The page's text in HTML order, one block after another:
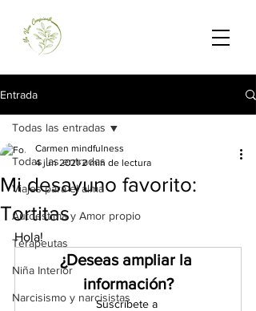
Entrada
Todas las entradas
Viajes para el alma
Autoestima y Amor propio
Terapeutas
Niña Interior
Narcisismo y narcisistas
Todas las entradas
Mi desayuno favorito:
Tortitas
Carmen mindfulness
4 jun 2021 2 min de lectura
Hola!
¿Deseas ampliar la
información?
Suscríbete a